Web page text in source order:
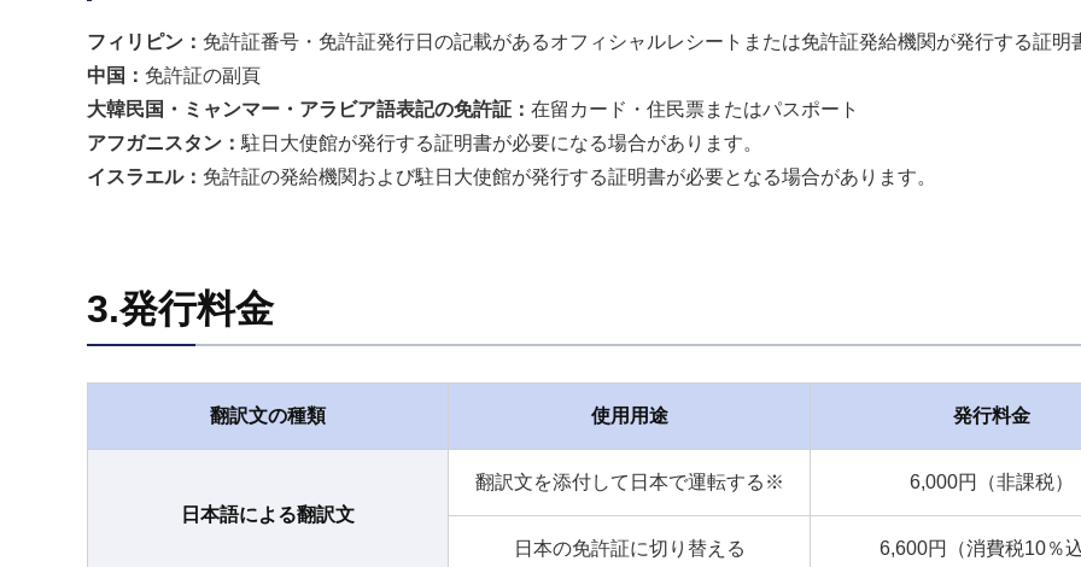
フィリピン： 免許証番号・免許証発行日の記載があるオフィシャルレシートまたは免許証発給機関が発行する証明
中国： 免許証の副頁
大韓民国・ミャンマー・アラビア語表記の免許証： 在留カード・住民票またはパスポート
アフガニスタン： 駐日大使館が発行する証明書が必要になる場合があります。
イスラエル： 免許証の発給機関および駐日大使館が発行する証明書が必要となる場合があります。
3.発行料金
翻訳文の種類 使用用途 発行料金
日本語による翻訳文
翻訳文を添付して日本で運転する※ 6,000円（非課税）
日本の免許証に切り替える 6,600円（消費税10％